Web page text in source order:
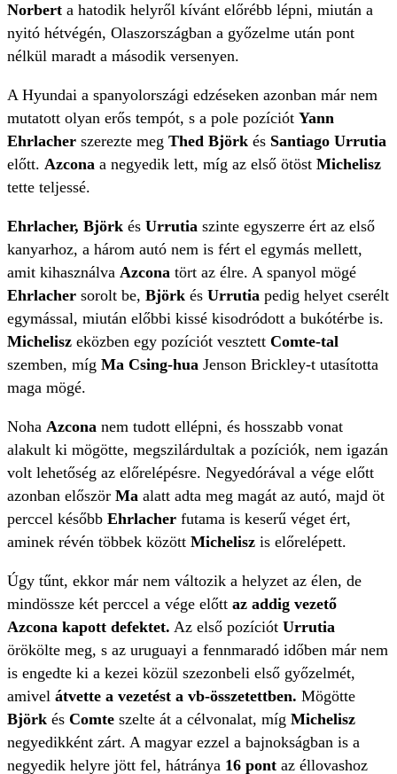
Norbert a hatodik helyről kívánt előrébb lépni, miután a
nyitó hétvégén, Olaszországban a győzelme után pont
nélkül maradt a második versenyen.
A Hyundai a spanyolországi edzéseken azonban már nem
mutatott olyan erős tempót, s a pole pozíciót Yann
Ehrlacher szerezte meg Thed Björk és Santiago Urrutia
előtt. Azcona a negyedik lett, míg az első ötöst Michelisz
tette teljessé.
Ehrlacher, Björk és Urrutia szinte egyszerre ért az első
kanyarhoz, a három autó nem is fért el egymás mellett,
amit kihasználva Azcona tört az élre. A spanyol mögé
Ehrlacher sorolt be, Björk és Urrutia pedig helyet cserélt
egymással, miután előbbi kissé kisodródott a bukótérbe is.
Michelisz eközben egy pozíciót vesztett Comte-tal
szemben, míg Ma Csing-hua Jenson Brickley-t utasította
maga mögé.
Noha Azcona nem tudott ellépni, és hosszabb vonat
alakult ki mögötte, megszilárdultak a pozíciók, nem igazán
volt lehetőség az előrelépésre. Negyedórával a vége előtt
azonban először Ma alatt adta meg magát az autó, majd öt
perccel később Ehrlacher futama is keserű véget ért,
aminek révén többek között Michelisz is előrelépett.
Úgy tűnt, ekkor már nem változik a helyzet az élen, de
mindössze két perccel a vége előtt az addig vezető
Azcona kapott defektet. Az első pozíciót Urrutia
örökölte meg, s az uruguayi a fennmaradó időben már nem
is engedte ki a kezei közül szezonbeli első győzelmét,
amivel átvette a vezetést a vb-összetettben. Mögötte
Björk és Comte szelte át a célvonalat, míg Michelisz
negyedikként zárt. A magyar ezzel a bajnokságban is a
negyedik helyre jött fel, hátránya 16 pont az éllovashoz